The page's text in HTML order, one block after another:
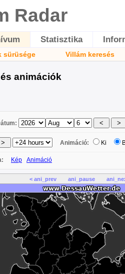
Radar
Statisztika
sürüsége Villám keresés
animációk
Animáció: Ki
Kép Animáció
< ani_prev ani_pause